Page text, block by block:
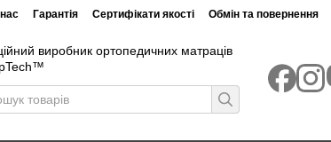
Гарантія Сертифікати якості Обмін та повернення
виробник ортопедичних матраців